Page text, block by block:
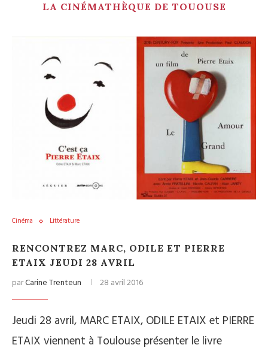
LA CINÉMATHÈQUE DE TOUOUSE
Cinéma Littérature
RENCONTREZ MARC, ODILE ET PIERRE
ETAIX JEUDI 28 AVRIL
parCarine Trenteun 28 avril 2016
Jeudi 28 avril, MARC ETAIX, ODILE ETAIX et PIERRE
ETAIX viennent à Toulouse présenter le livre